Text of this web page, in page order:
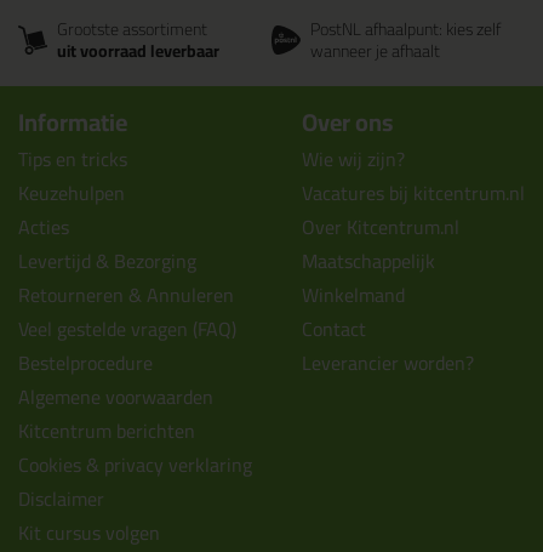
Grootste assortiment
uit voorraad leverbaar
PostNL afhaalpunt: kies zelf
wanneer je afhaalt
Informatie
Tips en tricks
Keuzehulpen
Acties
Levertijd & Bezorging
Retourneren & Annuleren
Veel gestelde vragen (FAQ)
Bestelprocedure
Algemene voorwaarden
Kitcentrum berichten
Cookies & privacy verklaring
Disclaimer
Kit cursus volgen
Over ons
Wie wij zijn?
Vacatures bij kitcentrum.nl
Over Kitcentrum.nl
Maatschappelijk
Winkelmand
Contact
Leverancier worden?